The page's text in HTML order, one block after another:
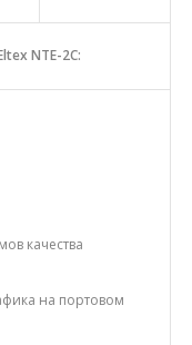
NTE-2C:
качества
на портовом